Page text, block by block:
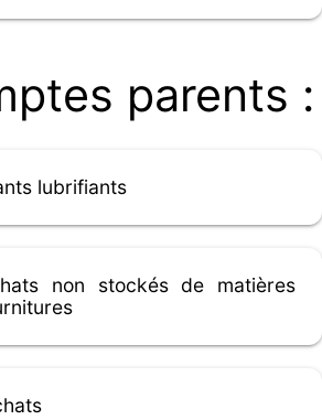
parents :
lubrifiants
non stockés de matières